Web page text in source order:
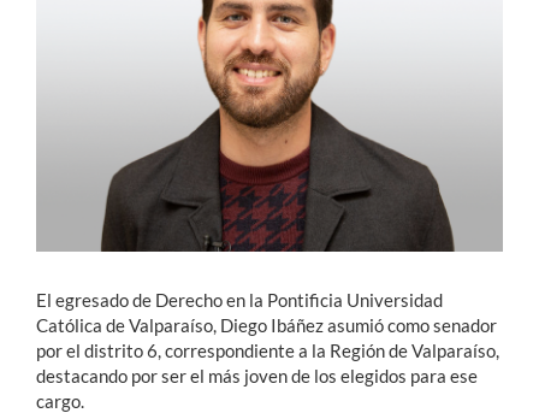
El egresado de Derecho en la Pontificia Universidad
Católica de Valparaíso, Diego Ibáñez asumió como senador
por el distrito 6, correspondiente a la Región de Valparaíso,
destacando por ser el más joven de los elegidos para ese
cargo.